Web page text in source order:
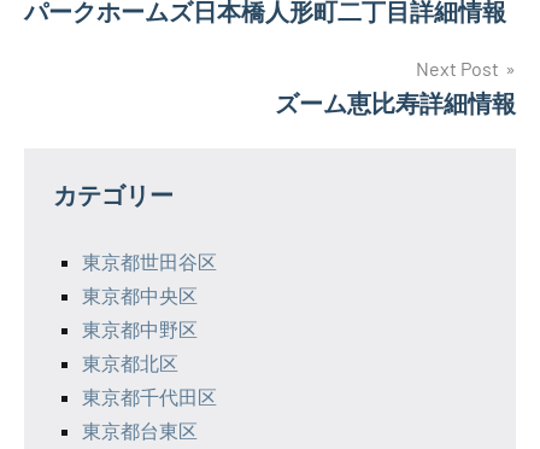
稿
ー
パークホームズ日本橋人形町二丁目詳細情報
Next Post
ズーム恵比寿詳細情報
カテゴリー
東京都世田谷区
東京都中央区
東京都中野区
東京都北区
東京都千代田区
東京都台東区